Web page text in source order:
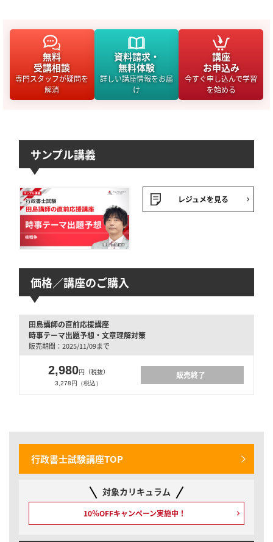
無料
受講相談
専門スタッフが疑問を
解消
資料請求・
無料体験
詳しい講座情報をお届
け
講座
お申込み
今すぐ申し込んで学習
を始める
サンプル講義
レジュメを見る
価格／講座のご購入
田島講師の直前応援講座
時事テーマ出題予想・文章理解対策
販売期間：2025/11/09まで
2,980円（税抜）
3,278円（税込）
販売終了
行政書士試験講座TOP
対象カリキュラム
10％OFFキャンペーン実施中！